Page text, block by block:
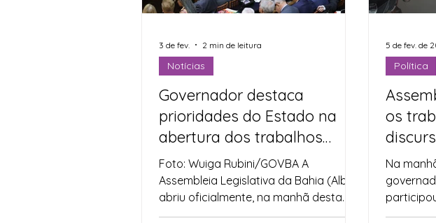
Agricultura Familiar Nota
Direitos Humanos Esporte Juventude
Governador destaca
prioridades do Estado na
abertura dos trabalhos
legislativos na Alba
Foto: Wuiga Rubini/GOVBA A
Assembleia Legislativa da Bahia (Alba)
abriu oficialmente, na manhã desta
terça-feira (3), os trabalhos
Notícias
3 de fev. 2 min de leitura
os
Na
Política
5 de fev. de